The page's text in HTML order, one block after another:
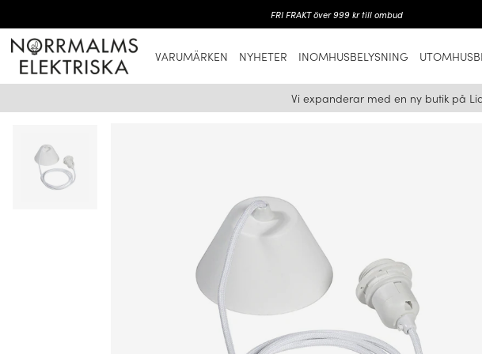
FRI FRAKT över 999 kr till ombud
VARUMÄRKEN NYHETER INOMHUSBELYSNING
Vi expanderar med en ny butik på